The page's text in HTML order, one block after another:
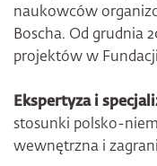
naukowców
Boscha. Od grudnia
projektów w
Ekspertyza i
stosunki polsko-
wewnętrzna i